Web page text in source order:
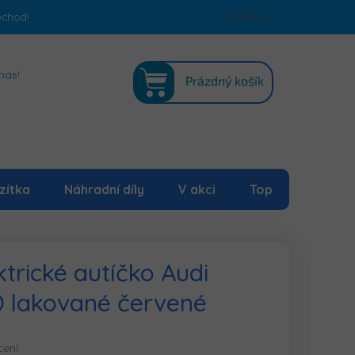
Podmínky ochrany osobních údajů Mapa serveru
Přihlášení
KOŠÍK
Prázdný košík
Náhradní díly V akci Top
autíčko Audi
lakované červené